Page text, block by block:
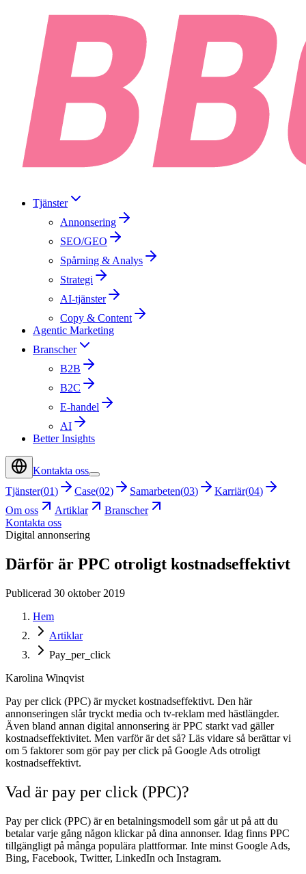
Tjänster
Annonsering
SEO/GEO
Spårning & Analys
Strategi
AI-tjänster
Copy & Content
Agentic Marketing
Branscher
B2B
B2C
E-handel
AI
Better Insights
Kontakta oss
Tjänster(01) Case(02) Samarbeten(03) Karriär(04)
Om oss
Artiklar
Branscher
Kontakta oss
Digital annonsering
Därför är PPC otroligt kostnadseffektivt
Publicerad 30 oktober 2019
Hem
Artiklar
Pay_per_click
Karolina Winqvist
Pay per click (PPC) är mycket kostnadseffektivt. Den här
annonseringen slår tryckt media och tv-reklam med hästlängder.
Även bland annan digital annonsering är PPC starkt vad gäller
kostnadseffektivitet. Men varför är det så? Läs vidare så berättar vi
om 5 faktorer som gör pay per click på Google Ads otroligt
kostnadseffektivt.
Vad är pay per click (PPC)?
Pay per click (PPC) är en betalningsmodell som går ut på att du
betalar varje gång någon klickar på dina annonser. Idag finns PPC
tillgängligt på många populära plattformar. Inte minst Google Ads,
Bing, Facebook, Twitter, LinkedIn och Instagram.